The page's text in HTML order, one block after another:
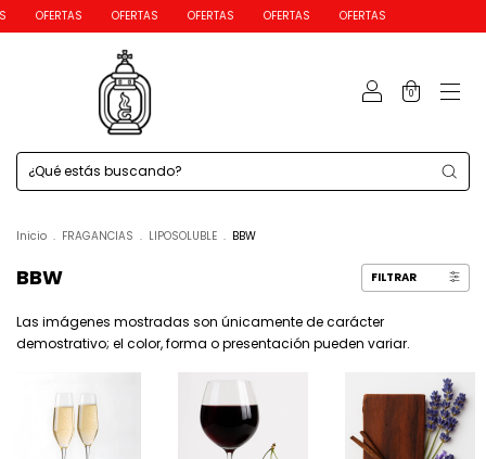
OFERTAS OFERTAS OFERTAS OFERTAS OFERTAS
0
Inicio . FRAGANCIAS . LIPOSOLUBLE . BBW
BBW FILTRAR
Las imágenes mostradas son únicamente de carácter
demostrativo; el color, forma o presentación pueden variar.